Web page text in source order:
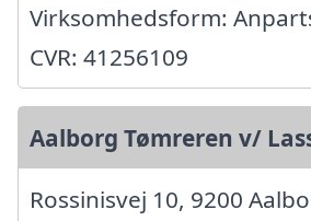
Virksomhedsform:
CVR: 41256109
Aalborg Tømreren v/
Rossinisvej 10, 9200